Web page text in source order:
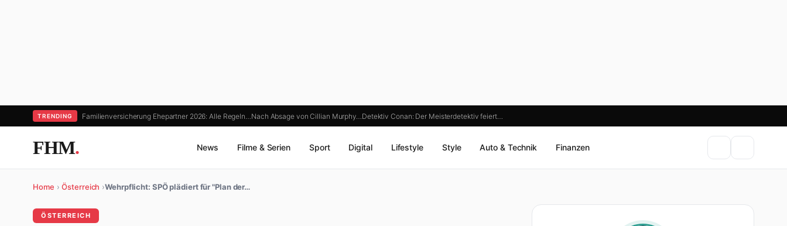
TRENDING Familienversicherung Ehepartner 2026: Alle Regeln… Nach Absage von Cillian Murphy… Detektiv Conan: Der Meisterdetektiv feiert…
FHM. News Filme & Serien Sport Digital Lifestyle Style Auto & Technik Finanzen
Home › Österreich ›Wehrpflicht: SPÖ plädiert für "Plan der…
ÖSTERREICH